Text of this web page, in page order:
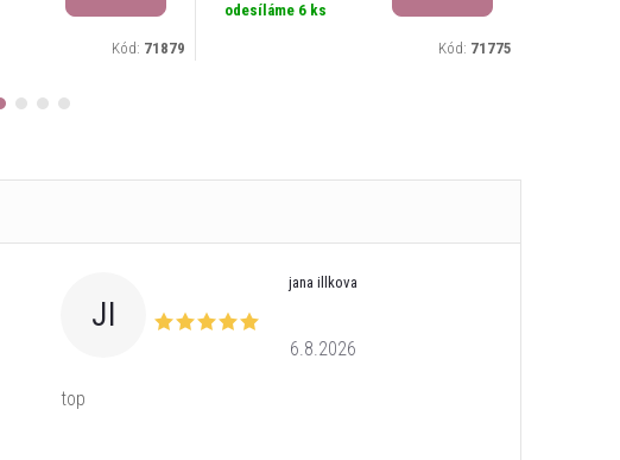
Kód: 71879
odesíláme 6 ks
Kód: 71775
JI
jana illkova
6.8.2026
top